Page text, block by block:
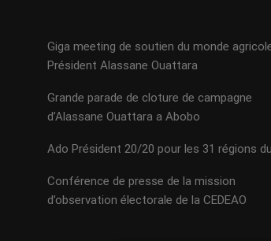
Giga meeting de soutien du monde
Président Alassane Ouattara
Grande parade de cloture de campagne
d’Alassane Ouattara a Abobo
Ado Président 20/20 pour les 31 régions
Conférence de presse de la mission
d’observation électorale de la CEDEAO